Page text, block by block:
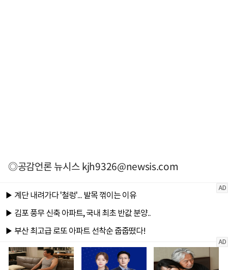
◎공감언론 뉴시스kjh9326@newsis.com